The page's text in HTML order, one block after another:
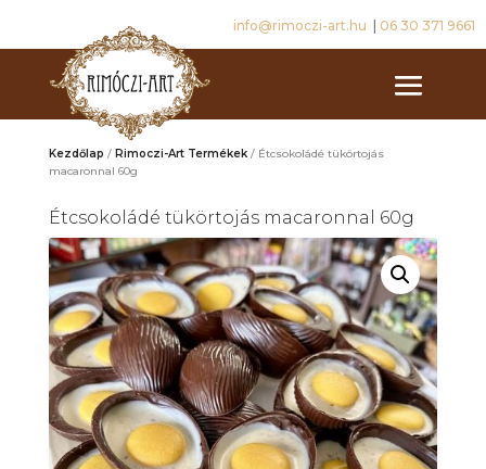
info@rimoczi-art.hu 06 30 371 9661
Kezdőlap / Rimoczi-Art Termékek/ Étcsokoládé tükörtojás
macaronnal 60g
Étcsokoládé tükörtojás macaronnal 60g